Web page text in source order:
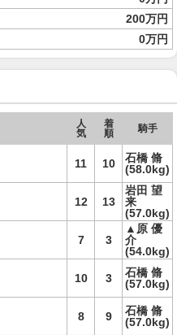
200万円
0万円
人
気
着
順
騎手
11 10
石橋 脩
(58.0kg)
12 13
岩田 望
来
(57.0kg)
7 3
▲原 優
介
(54.0kg)
10 3
石橋 脩
(57.0kg)
8 9
石橋 脩
(57.0kg)